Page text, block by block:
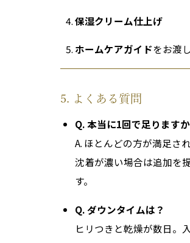
保湿クリーム仕上げ
ホームケアガイドをお渡
5. よくある質問
Q. 本当に1回で足ります
A. ほとんどの方が満足さ
沈着が濃い場合は追加を
す。
Q. ダウンタイムは？
ヒリつきと乾燥が数日。